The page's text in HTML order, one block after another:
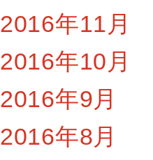
2016年11月
2016年10月
2016年9月
2016年8月